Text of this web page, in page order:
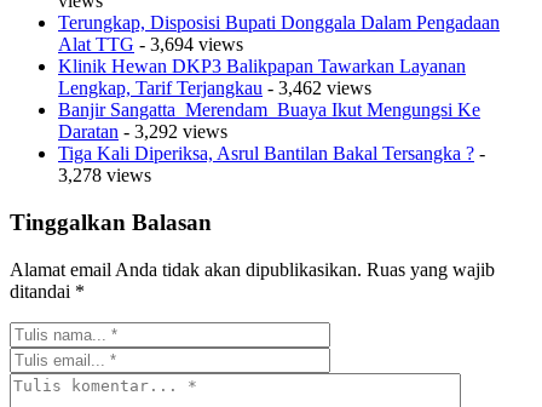
Terungkap, Disposisi Bupati Donggala Dalam Pengadaan
Alat TTG - 3,694 views
Klinik Hewan DKP3 Balikpapan Tawarkan Layanan
Lengkap, Tarif Terjangkau - 3,462 views
Banjir Sangatta Merendam Buaya Ikut Mengungsi Ke
Daratan - 3,292 views
Tiga Kali Diperiksa, Asrul Bantilan Bakal Tersangka ? -
3,278 views
Tinggalkan Balasan
Alamat email Anda tidak akan dipublikasikan. Ruas yang wajib
ditandai *